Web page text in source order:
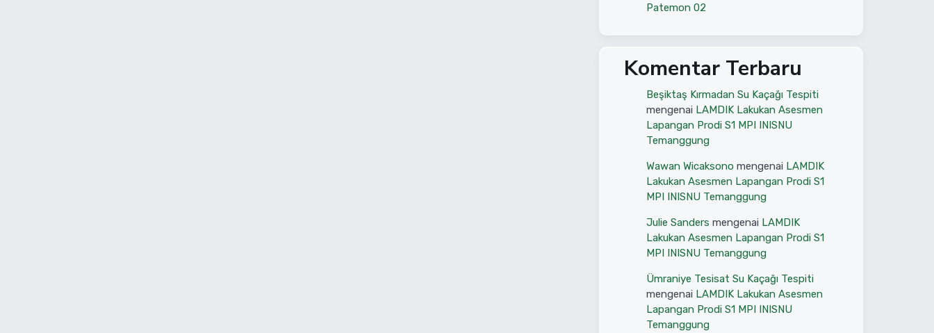
Patemon 02
Komentar Terbaru
Beşiktaş Kırmadan Su Kaçağı Tespiti
mengenai LAMDIK Lakukan Asesmen
Lapangan Prodi S1 MPI INISNU
Temanggung
Wawan Wicaksono mengenai LAMDIK
Lakukan Asesmen Lapangan Prodi S1
MPI INISNU Temanggung
Julie Sanders mengenai LAMDIK
Lakukan Asesmen Lapangan Prodi S1
MPI INISNU Temanggung
Ümraniye Tesisat Su Kaçağı Tespiti
mengenai LAMDIK Lakukan Asesmen
Lapangan Prodi S1 MPI INISNU
Temanggung